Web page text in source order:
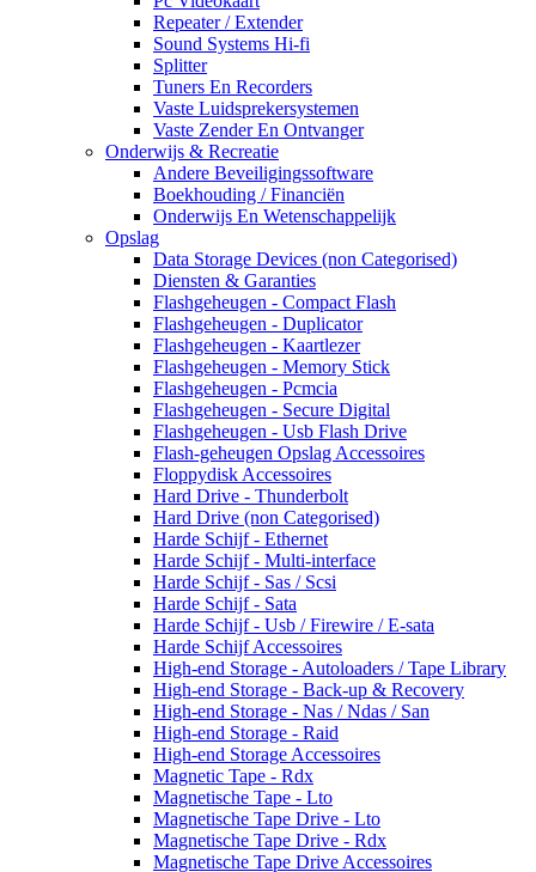
Repeater / Extender
Sound Systems Hi-fi
Splitter
Tuners En Recorders
Vaste Luidsprekersystemen
Vaste Zender En Ontvanger
Onderwijs & Recreatie
Andere Beveiligingssoftware
Boekhouding / Financiën
Onderwijs En Wetenschappelijk
Opslag
Data Storage Devices (non Categorised)
Diensten & Garanties
Flashgeheugen - Compact Flash
Flashgeheugen - Duplicator
Flashgeheugen - Kaartlezer
Flashgeheugen - Memory Stick
Flashgeheugen - Pcmcia
Flashgeheugen - Secure Digital
Flashgeheugen - Usb Flash Drive
Flash-geheugen Opslag Accessoires
Floppydisk Accessoires
Hard Drive - Thunderbolt
Hard Drive (non Categorised)
Harde Schijf - Ethernet
Harde Schijf - Multi-interface
Harde Schijf - Sas / Scsi
Harde Schijf - Sata
Harde Schijf - Usb / Firewire / E-sata
Harde Schijf Accessoires
High-end Storage - Autoloaders / Tape Library
High-end Storage - Back-up & Recovery
High-end Storage - Nas / Ndas / San
High-end Storage - Raid
High-end Storage Accessoires
Magnetic Tape - Rdx
Magnetische Tape - Lto
Magnetische Tape Drive - Lto
Magnetische Tape Drive - Rdx
Magnetische Tape Drive Accessoires